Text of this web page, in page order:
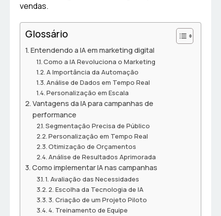
vendas.
Glossário
Entendendo a IA em marketing digital
Como a IA Revoluciona o Marketing
A Importância da Automação
Análise de Dados em Tempo Real
Personalização em Escala
Vantagens da IA para campanhas de
performance
Segmentação Precisa de Público
Personalização em Tempo Real
Otimização de Orçamentos
Análise de Resultados Aprimorada
Como implementar IA nas campanhas
1. Avaliação das Necessidades
2. Escolha da Tecnologia de IA
3. Criação de um Projeto Piloto
4. Treinamento de Equipe